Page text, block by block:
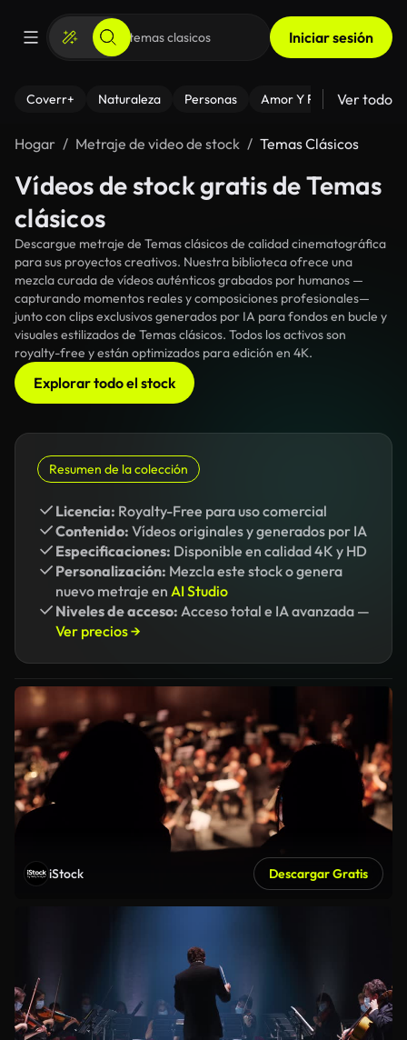
Iniciar sesión
Coverr+ Naturaleza Personas Amor Y Relaciones
Ver todo
Hogar Metraje de video de stock Temas Clásicos
Vídeos de stock gratis de Temas
clásicos
Descargue metraje de Temas clásicos de calidad cinematográfica
para sus proyectos creativos. Nuestra biblioteca ofrece una
mezcla curada de vídeos auténticos grabados por humanos —
capturando momentos reales y composiciones profesionales—
junto con clips exclusivos generados por IA para fondos en bucle y
visuales estilizados de Temas clásicos. Todos los activos son
royalty-free y están optimizados para edición en 4K.
Explorar todo el stock
Resumen de la colección
Licencia: Royalty-Free para uso comercial
Contenido: Vídeos originales y generados por IA
Especificaciones: Disponible en calidad 4K y HD
Personalización: Mezcla este stock o genera
nuevo metraje en AI Studio
Niveles de acceso: Acceso total e IA avanzada —
Ver precios →
iStock Descargar Gratis